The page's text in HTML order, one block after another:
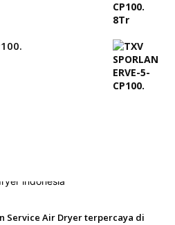
Service Air Dryer terpercaya di